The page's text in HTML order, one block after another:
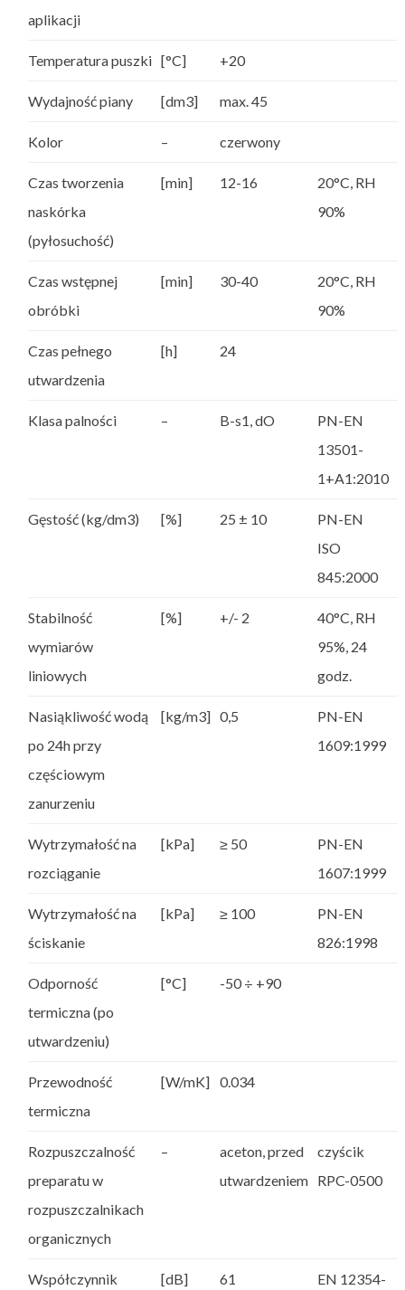
aplikacji
Temperatura puszki [°C] +20
Wydajność piany [dm3] max. 45
Kolor – czerwony
Czas tworzenia
naskórka
(pyłosuchość)
[min] 12-16
20°C, RH
90%
Czas wstępnej
obróbki
[min] 30-40
20°C, RH
90%
Czas pełnego
utwardzenia
[h] 24
Klasa palności – B-s1, dO
PN-EN
13501-
1+A1:2010
Gęstość (kg/dm3) [%] 25 ± 10
PN-EN
ISO
845:2000
Stabilność
wymiarów
liniowych
[%] +/- 2
40°C, RH
95%, 24
godz.
Nasiąkliwość wodą
po 24h przy
częściowym
zanurzeniu
[kg/m3] 0,5
PN-EN
1609:1999
Wytrzymałość na
rozciąganie
[kPa] ≥ 50
PN-EN
1607:1999
Wytrzymałość na
ściskanie
[kPa] ≥ 100
PN-EN
826:1998
Odporność
termiczna (po
utwardzeniu)
[°C] -50 ÷ +90
Przewodność
termiczna
[W/mK] 0.034
Rozpuszczalność
preparatu w
rozpuszczalnikach
organicznych
–
aceton, przed
utwardzeniem
czyścik
RPC-0500
Współczynnik [dB] 61 EN 12354-